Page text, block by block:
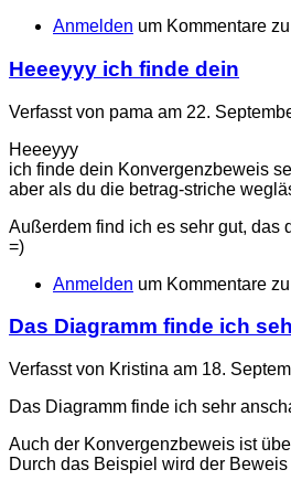
Anmelden um Kommentare
Heeeyyy ich finde dein
Verfasst von pama am 22.
Heeeyyy
ich finde dein Konvergenzbeweis
aber als du die betrag-striche
Außerdem find ich es sehr gut, das
=)
Anmelden um Kommentare
Das Diagramm finde ich
Verfasst von Kristina am 18.
Das Diagramm finde ich sehr
Auch der Konvergenzbeweis ist
Durch das Beispiel wird der